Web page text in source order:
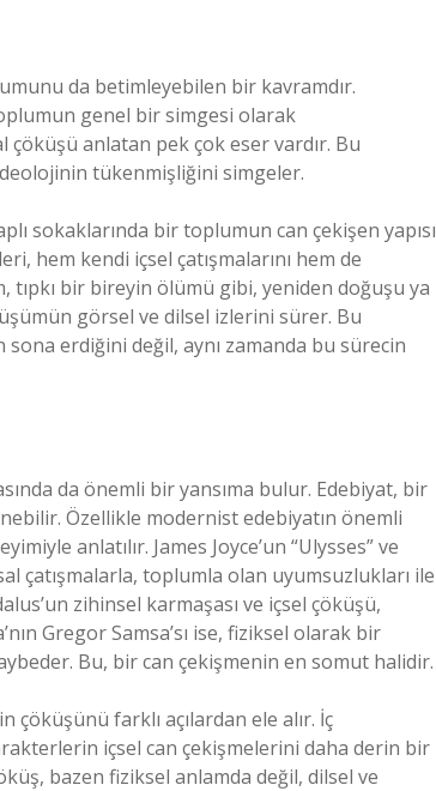
da betimleyebilen bir kavramdır.
genel bir simgesi olarak
çöküşü anlatan pek çok eser vardır. Bu
tükenmişliğini simgeler.
sokaklarında bir toplumun can çekişen yapısı
hem kendi içsel çatışmalarını hem de
bir bireyin ölümü gibi, yeniden doğuşu ya
görsel ve dilsel izlerini sürer. Bu
sona erdiğini değil, aynı zamanda bu sürecin
da önemli bir yansıma bulur. Edebiyat, bir
Özellikle modernist edebiyatın önemli
anlatılır. James Joyce’un “Ulysses” ve
çatışmalarla, toplumla olan uyumsuzlukları ile
zihinsel karmaşası ve içsel çöküşü,
Gregor Samsa’sı ise, fiziksel olarak bir
Bu, bir can çekişmenin en somut halidir.
farklı açılardan ele alır. İç
içsel can çekişmelerini daha derin bir
bazen fiziksel anlamda değil, dilsel ve